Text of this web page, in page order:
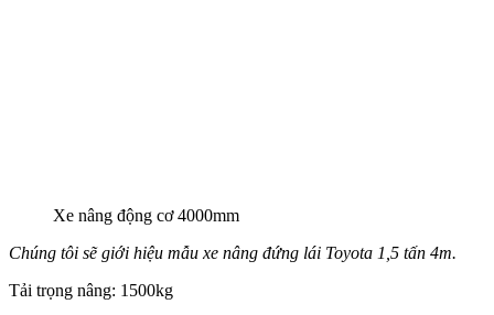
Xe nâng động cơ 4000mm
Chúng tôi sẽ giới hiệu mẫu xe nâng đứng lái Toyota 1,5 tấn 4m.
Tải trọng nâng: 1500kg